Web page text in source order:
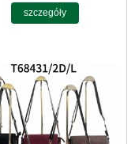
szczegóły